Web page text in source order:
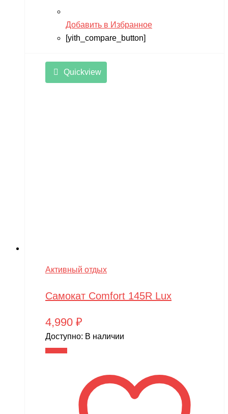
Добавить в Избранное
[yith_compare_button]
Quickview
Активный отдых
Самокат Comfort 145R Lux
4,990 ₽
Доступно: В наличии